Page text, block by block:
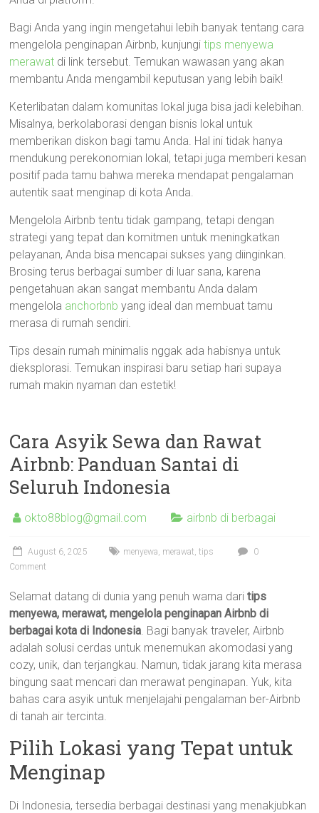
Bagi Anda yang ingin mengetahui lebih banyak tentang cara
mengelola penginapan Airbnb, kunjungitips menyewa
merawat di link tersebut. Temukan wawasan yang akan
membantu Anda mengambil keputusan yang lebih baik!
Keterlibatan dalam komunitas lokal juga bisa jadi kelebihan.
Misalnya, berkolaborasi dengan bisnis lokal untuk
memberikan diskon bagi tamu Anda. Hal ini tidak hanya
mendukung perekonomian lokal, tetapi juga memberi kesan
positif pada tamu bahwa mereka mendapat pengalaman
autentik saat menginap di kota Anda.
Mengelola Airbnb tentu tidak gampang, tetapi dengan
strategi yang tepat dan komitmen untuk meningkatkan
pelayanan, Anda bisa mencapai sukses yang diinginkan.
Brosing terus berbagai sumber di luar sana, karena
pengetahuan akan sangat membantu Anda dalam
mengelola anchorbnb yang ideal dan membuat tamu
merasa di rumah sendiri.
Tips desain rumah minimalis nggak ada habisnya untuk
dieksplorasi. Temukan inspirasi baru setiap hari supaya
rumah makin nyaman dan estetik!
Cara Asyik Sewa dan Rawat
Airbnb: Panduan Santai di
Seluruh Indonesia
okto88blog@gmail.com airbnb di berbagai
August 6, 2025 menyewa, merawat,tips
0
Comment
Selamat datang di dunia yang penuh warna daritips
menyewa, merawat, mengelola penginapan Airbnb di
berbagai kota di Indonesia. Bagi banyak traveler, Airbnb
adalah solusi cerdas untuk menemukan akomodasi yang
cozy, unik, dan terjangkau. Namun, tidak jarang kita merasa
bingung saat mencari dan merawat penginapan. Yuk, kita
bahas cara asyik untuk menjelajahi pengalaman ber-Airbnb
di tanah air tercinta.
Pilih Lokasi yang Tepat untuk
Menginap
Di Indonesia, tersedia berbagai destinasi yang menakjubkan